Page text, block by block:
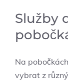
Služby
Na
vybrat z